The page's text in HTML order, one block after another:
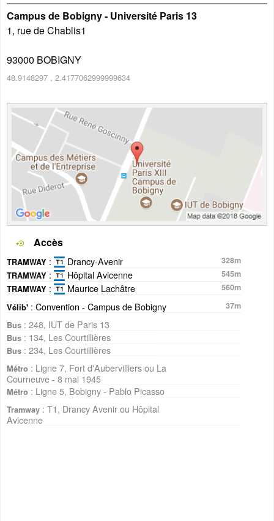
Campus de Bobigny - Université Paris 13
1, rue de Chablis1
93000 BOBIGNY
48.9148297 , 2.4177062999999634
Accès
TRAMWAY : Drancy-Avenir
328m
TRAMWAY : Hôpital Avicenne
545m
TRAMWAY : Maurice Lachâtre
560m
Vélib' : Convention - Campus de Bobigny
37m
Bus : 248, IUT de Paris 13
Bus : 134, Les Courtillières
Bus : 234, Les Courtillières
Métro : Ligne 7, Fort d'Aubervilliers ou La
Courneuve - 8 mai 1945
Métro : Ligne 5, Bobigny - Pablo Picasso
Tramway : T1, Drancy Avenir ou Hôpital
Avicenne